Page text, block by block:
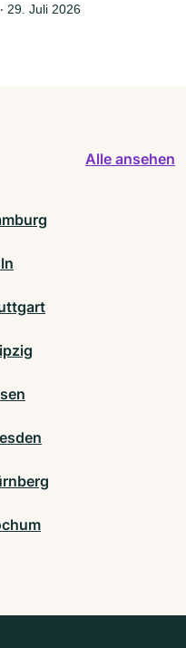
‧ 29. Juli 2026
Alle ansehen